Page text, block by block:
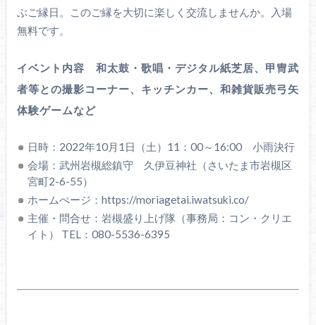
ぶご縁日。このご縁を大切に楽しく交流しませんか。入場
無料です。
イベント内容 和太鼓・歌唱・デジタル紙芝居、甲冑武
者等との撮影コーナー、キッチンカー、和雑貨販売弓矢
体験ゲームなど
日時：2022年10月1日（土）11：00～16:00 小雨決行
会場：武州岩槻総鎮守 久伊豆神社（さいたま市岩槻区
宮町2-6-55）
ホームぺージ：https://moriagetai.iwatsuki.co/
主催・問合せ：岩槻盛り上げ隊（事務局：コン・クリエ
イト） TEL：080-5536-6395